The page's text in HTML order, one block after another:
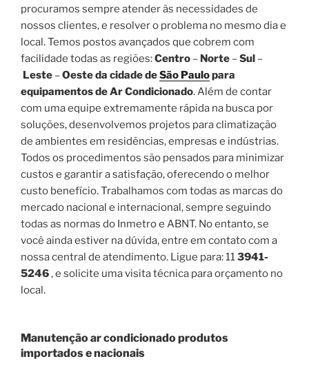
procuramos sempre atender às necessidades de
nossos clientes, e resolver o problema no mesmo dia e
local. Temos postos avançados que cobrem com
facilidade todas as regiões:Centro – Norte –Sul –
Leste –Oeste da cidade deSão Paulopara
equipamentos de Ar Condicionado. Além de contar
com uma equipe extremamente rápida na busca por
soluções, desenvolvemos projetos para climatização
de ambientes em residências, empresas e indústrias.
Todos os procedimentos são pensados para minimizar
custos e garantir a satisfação, oferecendo o melhor
custo benefício. Trabalhamos com todas as marcas do
mercado nacional e internacional, sempre seguindo
todas as normas do Inmetro e ABNT. No entanto, se
você ainda estiver na dúvida, entre em contato com a
nossa central de atendimento. Ligue para: 113941-
5246, e solicite uma visita técnica para orçamento no
local.
Manutenção ar condicionado produtos
importados e nacionais